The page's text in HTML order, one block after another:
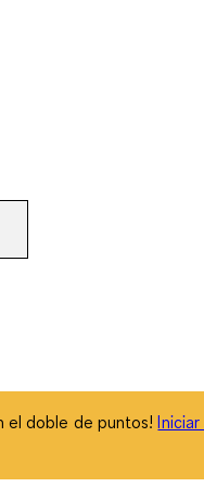
el doble de puntos!